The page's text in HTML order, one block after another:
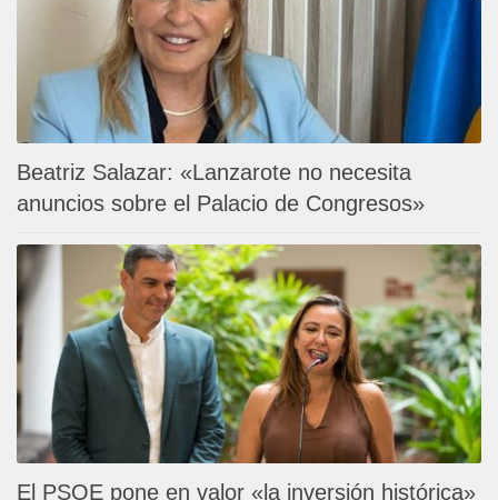
Beatriz Salazar: «Lanzarote no necesita
anuncios sobre el Palacio de Congresos»
El PSOE pone en valor «la inversión histórica»